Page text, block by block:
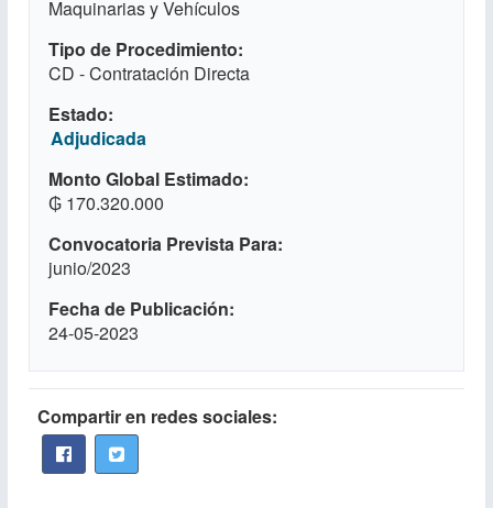
Maquinarias y Vehículos
Tipo de Procedimiento
CD - Contratación Directa
Estado
Adjudicada
Monto Global Estimado
₲ 170.320.000
Convocatoria Prevista Para
junio/2023
Fecha de Publicación
24-05-2023
Compartir en redes sociales: